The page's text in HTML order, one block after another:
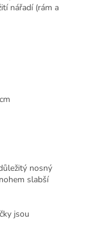
nářadí (rám a
nosný
slabší
jsou